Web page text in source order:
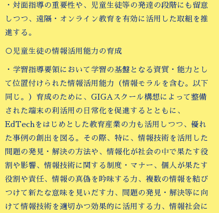
・対面指導の重要性や、児童生徒等の発達の段階にも留意
しつつ、遠隔・オンライン教育を有効に活用した取組を推
進する。
○児童生徒の情報活用能力の育成
・学習指導要領において学習の基盤となる資質・能力とし
て位置付けられた情報活用能力（情報モラルを含む。以下
同じ。）育成のために、GIGAスクール構想によって整備
された端末の利活用の日常化を促進するとともに、
EdTechをはじめとした教育産業の力も活用しつつ、優れ
た事例の創出を図る。その際、特に、情報技術を活用した
問題の発見・解決の方法や、情報化が社会の中で果たす役
割や影響、情報技術に関する制度・マナー、個人が果たす
役割や責任、情報の真偽を吟味する力、複数の情報を結び
つけて新たな意味を見いだす力、問題の発見・解決等に向
けて情報技術を適切かつ効果的に活用する力、情報社会に